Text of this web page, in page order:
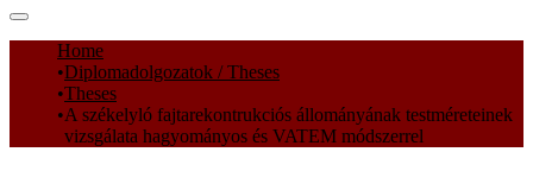
Communities & Collections
All of DSpace
Statistics
Home
Diplomadolgozatok / Theses
Theses
A székelyló fajtarekontrukciós állományának testméreteinek
vizsgálata hagyományos és VATEM módszerrel